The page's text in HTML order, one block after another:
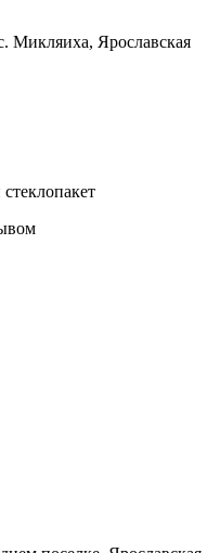
Микляиха, Ярославская